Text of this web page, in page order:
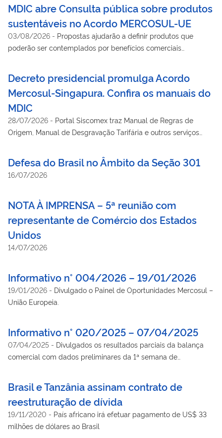
MDIC abre Consulta pública sobre produtos
sustentáveis no Acordo MERCOSUL-UE
03/08/2026 - Propostas ajudarão a definir produtos que
poderão ser contemplados por benefícios comerciais
Decreto presidencial promulga Acordo
Mercosul-Singapura. Confira os manuais do
MDIC
28/07/2026 - Portal Siscomex traz Manual de Regras de
Origem, Manual de Desgravação Tarifária e outros serviços
Defesa do Brasil no Âmbito da Seção 301
16/07/2026
NOTA À IMPRENSA – 5ª reunião com
representante de Comércio dos Estados
Unidos
14/07/2026
Informativo n° 004/2026 – 19/01/2026
19/01/2026 - Divulgado o Painel de Oportunidades Mercosul –
União Europeia.
Informativo n° 020/2025 – 07/04/2025
07/04/2025 - Divulgados os resultados parciais da balança
comercial com dados preliminares da 1ª semana de
Brasil e Tanzânia assinam contrato de
reestruturação de dívida
19/11/2020 - País africano irá efetuar pagamento de US$ 33
milhões de dólares ao Brasil